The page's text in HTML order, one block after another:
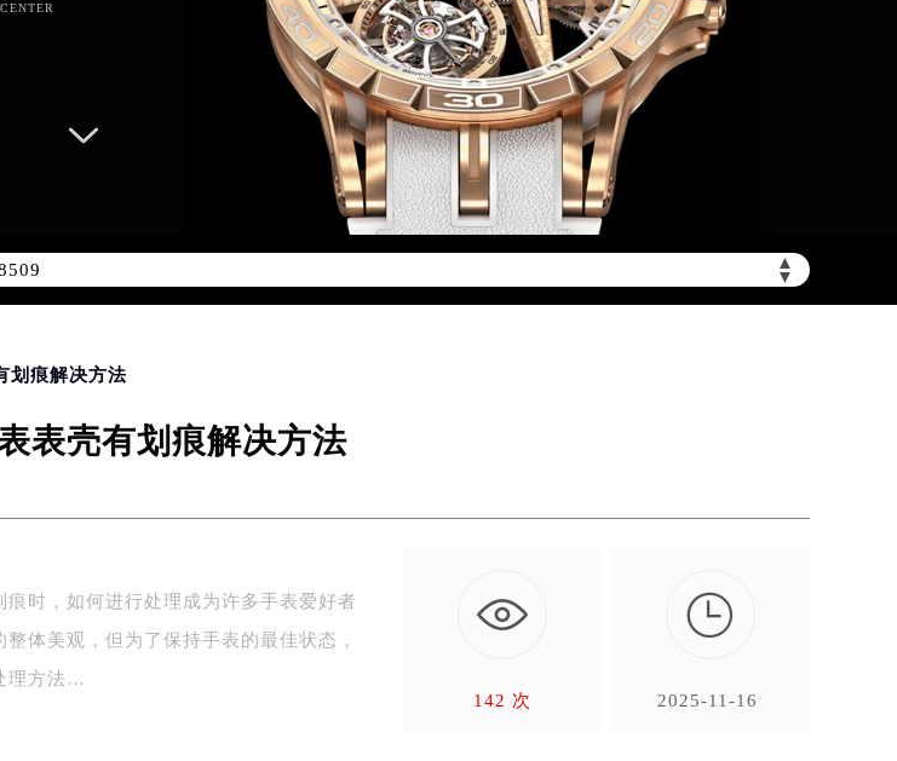
▲
▼
大陆、香港、澳门、台湾全部区域（非大陆需加拨“+86”）
提前预约）
提前预约）
需提前预约）
（需提前预约）
象城）17层1706室（需提前预约）
划痕解决方法
表壳有划痕解决方法
痕时，如何进行处理成为许多手表爱好者
体美观，但为了保持手表的最佳状态，
理方法…
142 次

2025-11-16